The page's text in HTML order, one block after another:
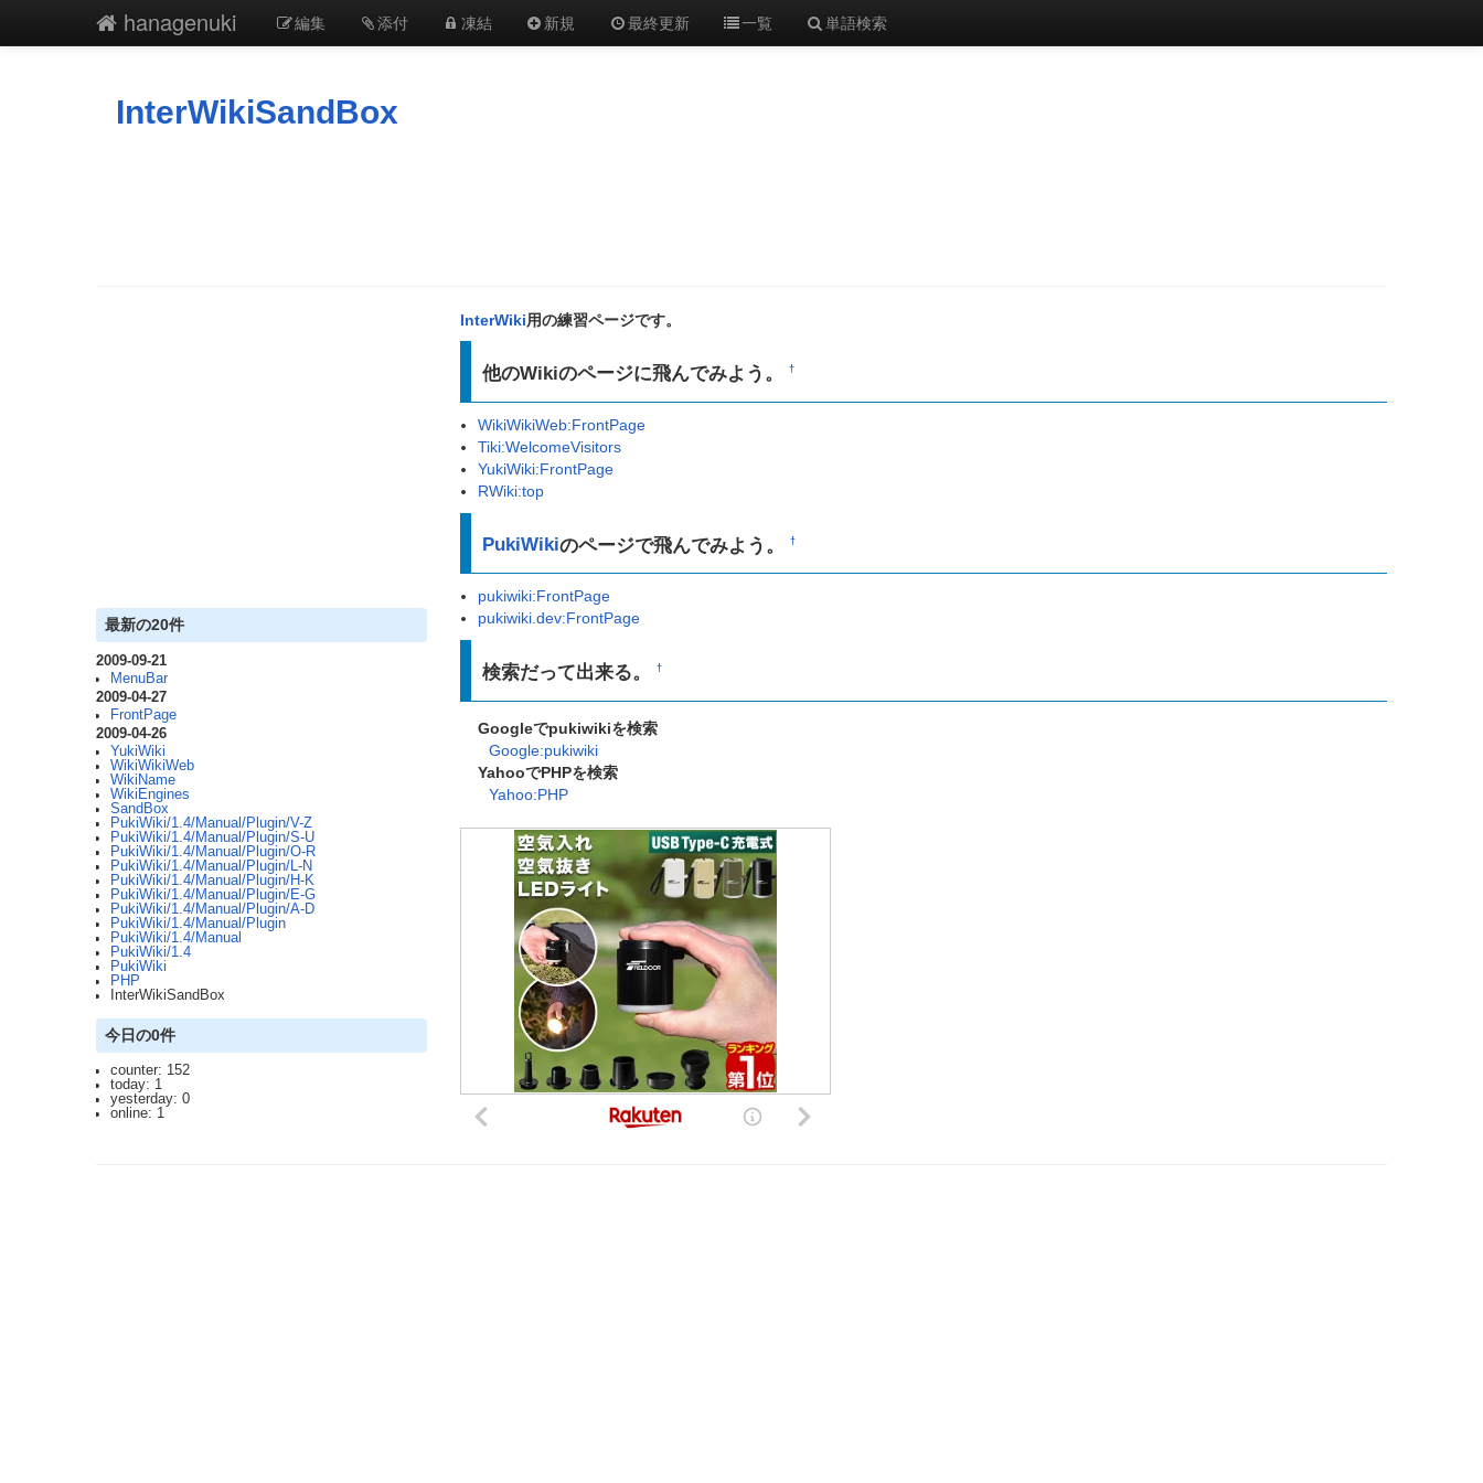
hanagenuki 編集 添付 凍結 新規 最終更新 一覧 単語検索
InterWikiSandBox
最新の20件
2009-09-21
MenuBar
2009-04-27
FrontPage
2009-04-26
YukiWiki
WikiWikiWeb
WikiName
WikiEngines
SandBox
PukiWiki/1.4/Manual/Plugin/V-Z
PukiWiki/1.4/Manual/Plugin/S-U
PukiWiki/1.4/Manual/Plugin/O-R
PukiWiki/1.4/Manual/Plugin/L-N
PukiWiki/1.4/Manual/Plugin/H-K
PukiWiki/1.4/Manual/Plugin/E-G
PukiWiki/1.4/Manual/Plugin/A-D
PukiWiki/1.4/Manual/Plugin
PukiWiki/1.4/Manual
PukiWiki/1.4
PukiWiki
PHP
InterWikiSandBox
今日の0件
counter: 152
today: 1
yesterday: 0
online: 1
InterWiki用の練習ページです。
他のWikiのページに飛んでみよう。†
WikiWikiWeb:FrontPage
Tiki:WelcomeVisitors
YukiWiki:FrontPage
RWiki:top
PukiWikiのページで飛んでみよう。†
pukiwiki:FrontPage
pukiwiki.dev:FrontPage
検索だって出来る。†
Googleでpukiwikiを検索
Google:pukiwiki
YahooでPHPを検索
Yahoo:PHP